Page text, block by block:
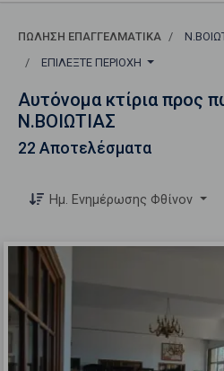
ΠΏΛΗΣΗ ΕΠΑΓΓΕΛΜΑΤΙΚΆ
ΕΠΙΛΈΞΤΕ ΠΕΡΙΟΧΉ
Αυτόνομα κτίρια προς
Ν.ΒΟΙΩΤΙΑΣ
22 Αποτελέσματα
Ημ. Ενημέρωσης Φθίνον